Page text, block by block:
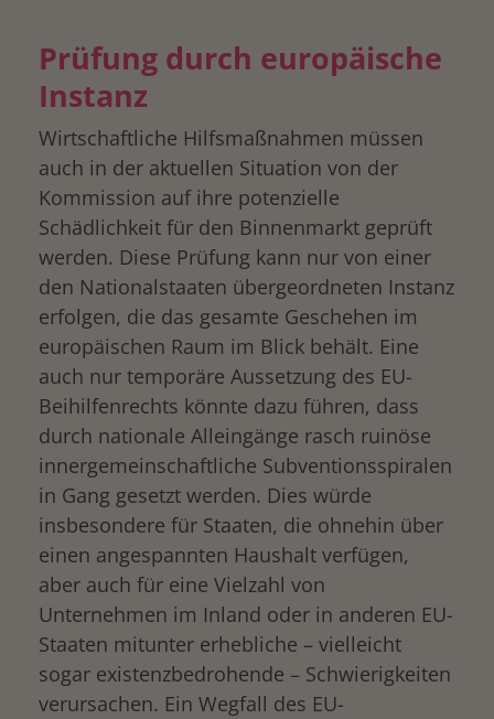
Prüfung durch europäische
Instanz
Wirtschaftliche Hilfsmaßnahmen müssen
auch in der aktuellen Situation von der
Kommission auf ihre potenzielle
Schädlichkeit für den Binnenmarkt geprüft
werden. Diese Prüfung kann nur von einer
den Nationalstaaten übergeordneten Instanz
erfolgen, die das gesamte Geschehen im
europäischen Raum im Blick behält. Eine
auch nur temporäre Aussetzung des EU-
Beihilfenrechts könnte dazu führen, dass
durch nationale Alleingänge rasch ruinöse
innergemeinschaftliche Subventionsspiralen
in Gang gesetzt werden. Dies würde
insbesondere für Staaten, die ohnehin über
einen angespannten Haushalt verfügen,
aber auch für eine Vielzahl von
Unternehmen im Inland oder in anderen EU-
Staaten mitunter erhebliche – vielleicht
sogar existenzbedrohende – Schwierigkeiten
verursachen. Ein Wegfall des EU-